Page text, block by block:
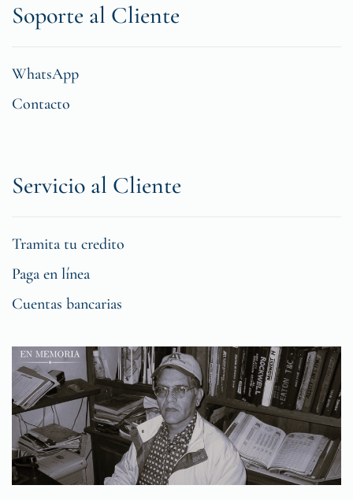
Soporte al Cliente
WhatsApp
Contacto
Servicio al Cliente
Tramita tu credito
Paga en línea
Cuentas bancarias